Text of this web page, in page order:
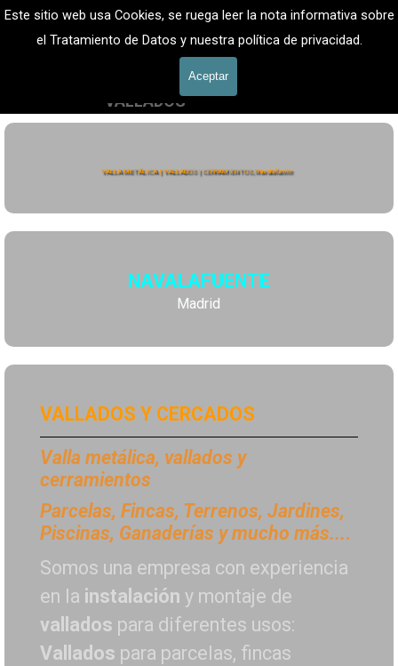
Este sitio web usa Cookies, se ruega leer la nota informativa sobre
el Tratamiento de Datos y nuestra política de privacidad.
Aceptar
Vaya al Contenido
FINCAS
VALLADOSValla Hércules
601 900 178
VALLA METÁLICA | VALLADOS | CERRAMIENTOS, Navalafuente
NAVALAFUENTE
Madrid
VALLADOS Y CERCADOS
Valla metálica, vallados y
cerramientos
Parcelas, Fincas, Terrenos, Jardines,
Piscinas, Ganaderías y mucho más....
Somos una empresa con experiencia
en la instalación y montaje de
vallados para diferentes usos:
Vallados para parcelas, fincas